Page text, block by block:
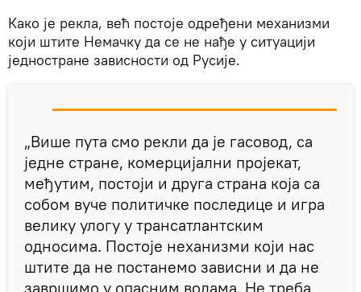
Како је рекла, већ постоје одређени механизми
који штите Немачку да се не нађе у ситуацији
једностране зависности од Русије.
„Више пута смо рекли да је гасовод, са
једне стране, комерцијални пројекат,
међутим, постоји и друга страна која са
собом вуче политичке последице и игра
велику улогу у трансатлантским
односима. Постоје неханизми који нас
штите да не постанемо зависни и да не
завршимо у опасним водама. Не треба